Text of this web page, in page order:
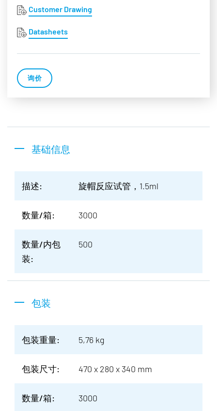
Customer Drawing
Datasheets
询价
基础信息
描述: 旋帽反应试管，1.5ml
数量/箱: 3000
数量/内包
装:
500
包装
包装重量: 5,76 kg
包装尺寸: 470 x 280 x 340 mm
数量/箱: 3000